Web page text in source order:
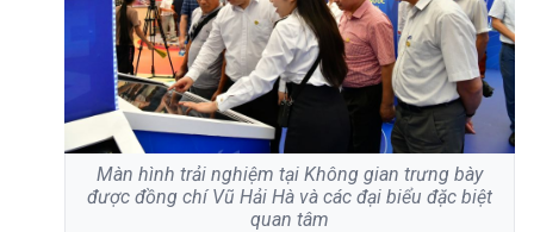
Màn hình trải nghiệm tại Không gian trưng bày
được đồng chí Vũ Hải Hà và các đại biểu đặc biệt
quan tâm